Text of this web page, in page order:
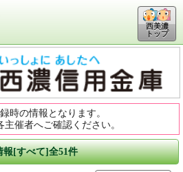
西美濃
トップ
時の情報となります。
主催者へご確認ください。
情報[すべて]全51件